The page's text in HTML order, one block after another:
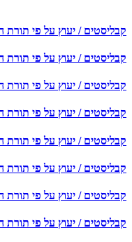
קבליסטים / יעוץ על פי תורת
קבליסטים / יעוץ על פי תורת
קבליסטים / יעוץ על פי תורת
קבליסטים / יעוץ על פי תורת
קבליסטים / יעוץ על פי
קבליסטים / יעוץ על פי
קבליסטים / יעוץ על פי תורת
קבליסטים / יעוץ על פי תורת